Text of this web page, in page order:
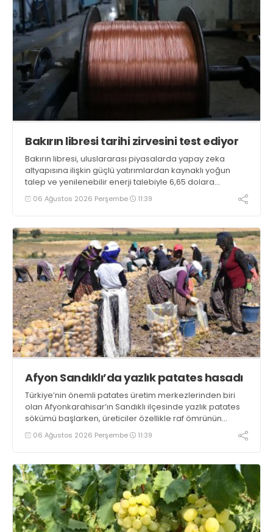
Bakırın libresi tarihi zirvesini test ediyor
Bakırın libresi, uluslararası piyasalarda yapay zeka
altyapısına ilişkin güçlü yatırımlardan kaynaklı yoğun
talep ve yenilenebilir enerji talebiyle 6,65 dolara
ulaşarak tarihi zirvesini test ediyor
06 Ağustos 2026 Perşembe 11:39
Afyon Sandıklı’da yazlık patates hasadı
Türkiye’nin önemli patates üretim merkezlerinden biri
olan Afyonkarahisar’ın Sandıklı ilçesinde yazlık patates
sökümü başlarken, üreticiler özellikle raf ömrünün
yaklaşık 2 ay olması ve rengi bakımından tüketimde
Sandıklı patatesinin daha fazla tercih edildiğini belirtti
06 Ağustos 2026 Perşembe 11:39